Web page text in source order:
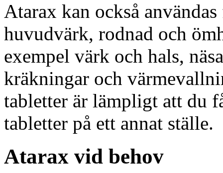
Atarax kan också
huvudvärk, rodnad och
exempel värk och hals,
kräkningar och
tabletter är lämpligt att du
tabletter på ett annat ställe.
Atarax vid behov